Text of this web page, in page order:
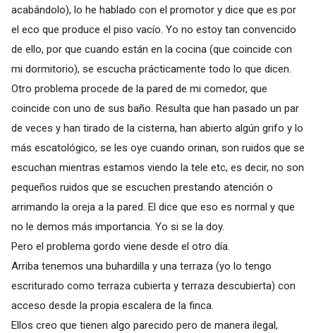
acabándolo), lo he hablado con el promotor y dice que es por
el eco que produce el piso vacío. Yo no estoy tan convencido
de ello, por que cuando están en la cocina (que coincide con
mi dormitorio), se escucha prácticamente todo lo que dicen.
Otro problema procede de la pared de mi comedor, que
coincide con uno de sus baño. Resulta que han pasado un par
de veces y han tirado de la cisterna, han abierto algún grifo y lo
más escatológico, se les oye cuando orinan, son ruidos que se
escuchan mientras estamos viendo la tele etc, es decir, no son
pequeños ruidos que se escuchen prestando atención o
arrimando la oreja a la pared. El dice que eso es normal y que
no le demos más importancia. Yo si se la doy.
Pero el problema gordo viene desde el otro día.
Arriba tenemos una buhardilla y una terraza (yo lo tengo
escriturado como terraza cubierta y terraza descubierta) con
acceso desde la propia escalera de la finca.
Ellos creo que tienen algo parecido pero de manera ilegal,